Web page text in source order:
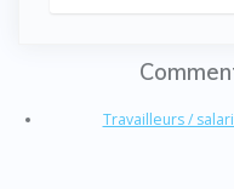
Travailleurs /